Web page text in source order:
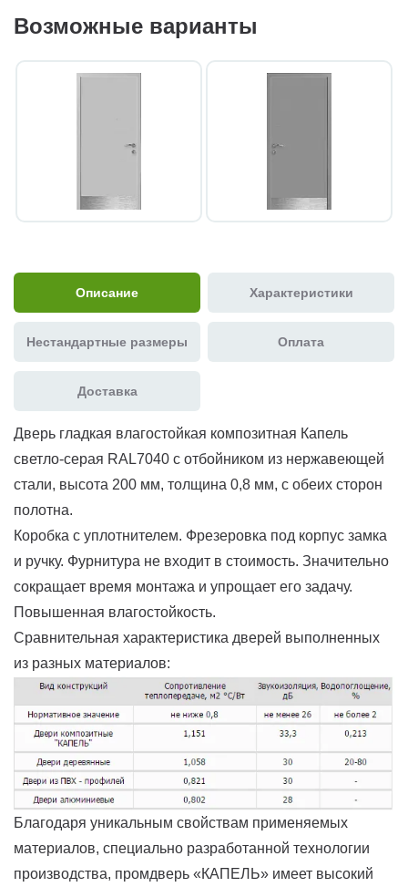
Возможные варианты
Описание Характеристики
Нестандартные размеры Оплата
Доставка
Дверь гладкая влагостойкая композитная Капель
светло-серая RAL7040 с отбойником из нержавеющей
стали, высота 200 мм, толщина 0,8 мм, с обеих сторон
полотна.
Коробка с уплотнителем. Фрезеровка под корпус замка
и ручку. Фурнитура не входит в стоимость. Значительно
сокращает время монтажа и упрощает его задачу.
Повышенная влагостойкость.
Сравнительная характеристика дверей выполненных
из разных материалов:
Благодаря уникальным свойствам применяемых
материалов, специально разработанной технологии
производства, промдверь «КАПЕЛЬ» имеет высокий